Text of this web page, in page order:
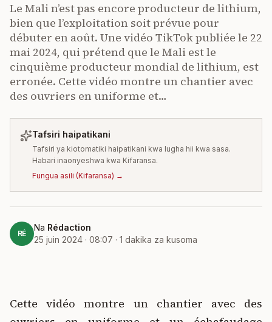
Le Mali n’est pas encore producteur de lithium,
bien que l’exploitation soit prévue pour
débuter en août. Une vidéo TikTok publiée le 22
mai 2024, qui prétend que le Mali est le
cinquième producteur mondial de lithium, est
erronée. Cette vidéo montre un chantier avec
des ouvriers en uniforme et…
Tafsiri haipatikani
Tafsiri ya kiotomatiki haipatikani kwa lugha hii kwa sasa.
Habari inaonyeshwa kwa Kifaransa.
Fungua asili (Kifaransa) →
RÉ
Na Rédaction
25 juin 2024 · 08:07 · 1 dakika za kusoma
Cette vidéo montre un chantier avec des